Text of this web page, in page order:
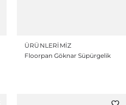
ÜRÜNLERIMIZ
Floorpan Göknar Süpürgelik